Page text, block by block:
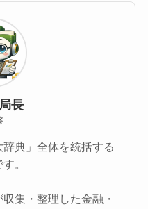
長
典」全体を統括する
。
集・整理した金融・